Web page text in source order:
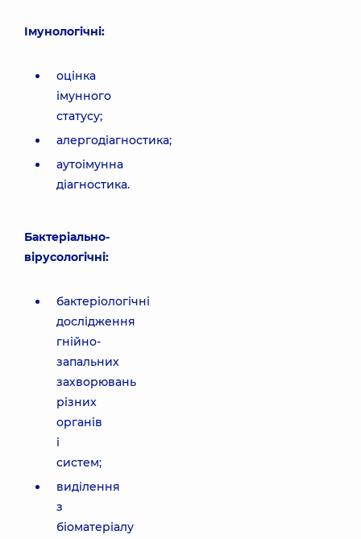
Імунологічні:
оцінка
імунного
статусу;
алергодіагностика;
аутоімунна
діагностика.
Бактеріально-
вірусологічні:
бактеріологічні
дослідження
гнійно-
запальних
захворювань
різних
органів
і
систем;
виділення
з
біоматеріалу